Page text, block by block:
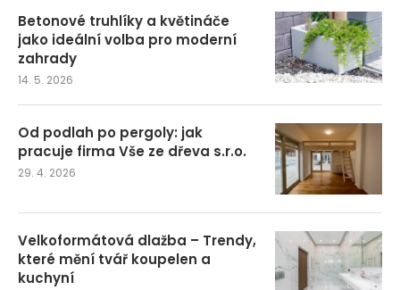
Betonové truhlíky a květináče
jako ideální volba pro moderní
zahrady
14. 5. 2026
Od podlah po pergoly: jak
pracuje firma Vše ze dřeva s.r.o.
29. 4. 2026
Velkoformátová dlažba – Trendy,
které mění tvář koupelen a
kuchyní